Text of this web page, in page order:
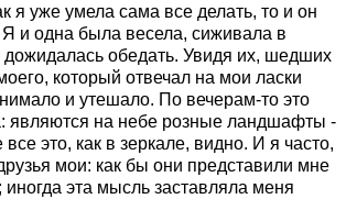
я уже умела сама все делать, то и он
Я и одна была весела, сиживала в
обедать. Увидя их, шедших
который отвечал на мои ласки
и утешало. По вечерам-то это
являются на небе розные ландшафты -
это, как в зеркале, видно. И я часто,
мои: как бы они представили мне
эта мысль заставляла меня